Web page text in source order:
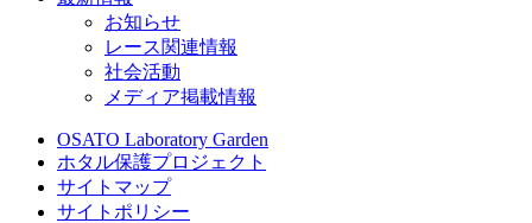
お知らせ
レース関連情報
社会活動
メディア掲載情報
OSATO Laboratory Garden
ホタル保護プロジェクト
サイトマップ
サイトポリシー